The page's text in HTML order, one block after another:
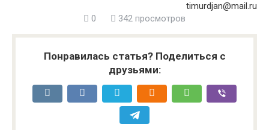
timurdjan@mail.ru
0
342 просмотров
Понравилась статья? Поделиться с
друзьями: